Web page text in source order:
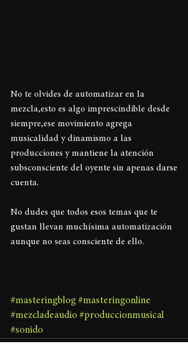
No te olvides de automatizar en la
mezcla,esto es algo imprescindible desde
siempre,ese movimiento agrega
musicalidad y dinamismo a las
producciones y mantiene la atención
subsconsciente del oyente sin apenas darse
cuenta.
No dudes que todos esos temas que te
gustan llevan muchísima automatización
aunque no seas consciente de ello.
#masteringblog #masteringonline
#mezcladeaudio #produccionmusical
#sonido